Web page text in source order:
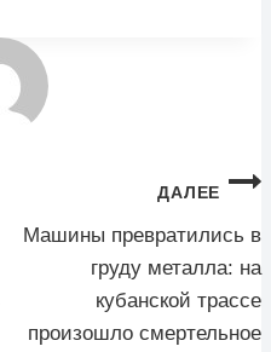
ДАЛЕЕ
Машины превратились в
груду металла: на
кубанской трассе
произошло смертельное